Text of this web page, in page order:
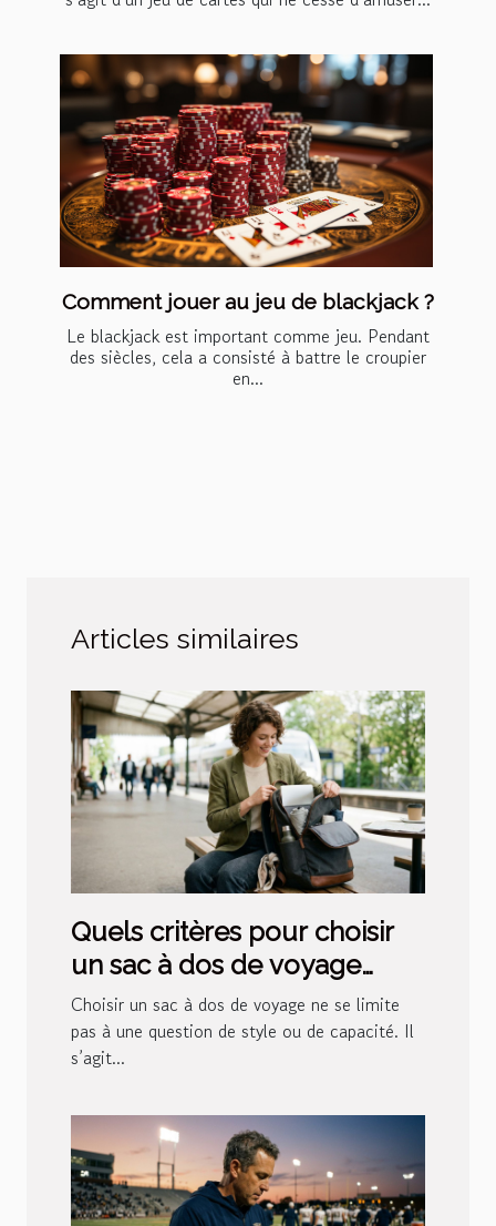
Comment jouer au jeu de blackjack ?
Le blackjack est important comme jeu. Pendant
des siècles, cela a consisté à battre le croupier
en...
Articles similaires
Quels critères pour choisir
un sac à dos de voyage
élégant et pratique ?
Choisir un sac à dos de voyage ne se limite
pas à une question de style ou de capacité. Il
s’agit...